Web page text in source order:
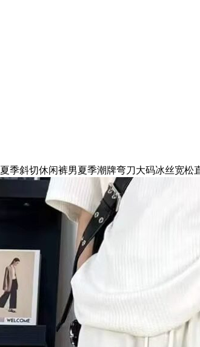
夏季斜切休闲裤男夏季潮牌弯刀大码冰丝宽松